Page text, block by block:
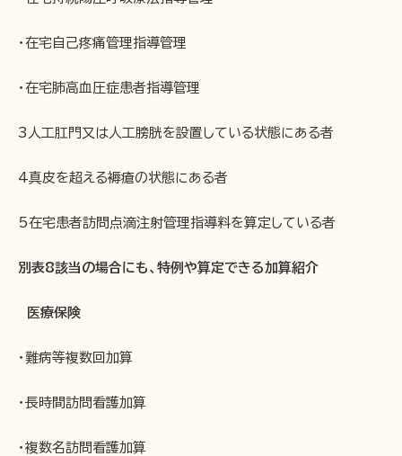
・在宅自己疼痛管理指導管理
・在宅肺高血圧症患者指導管理
3人工肛門又は人工膀胱を設置している状態にある者
4真皮を超える褥瘡の状態にある者
5在宅患者訪問点滴注射管理指導料を算定している者
別表8該当の場合にも、特例や算定できる加算紹介
医療保険
・難病等複数回加算
・長時間訪問看護加算
・複数名訪問看護加算